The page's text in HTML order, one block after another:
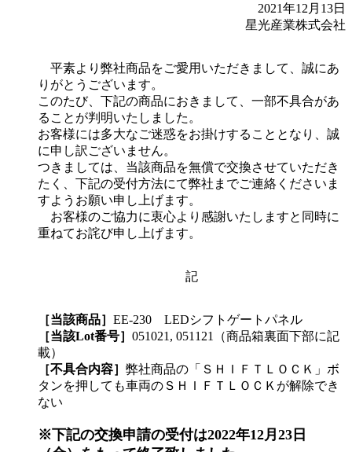
2021年12月13日
星光産業株式会社
平素より弊社商品をご愛用いただきまして、誠にあ
りがとうございます。
このたび、下記の商品におきまして、一部不具合があ
ることが判明いたしました。
お客様には多大なご迷惑をお掛けすることとなり、誠
に申し訳ございません。
つきましては、当該商品を無償で交換させていただき
たく、下記の受付方法にて弊社までご連絡くださいま
すようお願い申し上げます。
お客様のご協力に衷心より感謝いたしますと同時に
重ねてお詫び申し上げます。
記
［当該商品］ EE-230 LEDシフトゲートパネル
［当該Lot番号］ 051021, 051121（商品箱裏面下部に記
載）
［不具合内容］ 弊社商品の「ＳＨＩＦＴＬＯＣＫ」ボ
タンを押しても車両のＳＨＩＦＴＬＯＣＫが解除でき
ない
※下記の交換申請の受付は2022年12月23日